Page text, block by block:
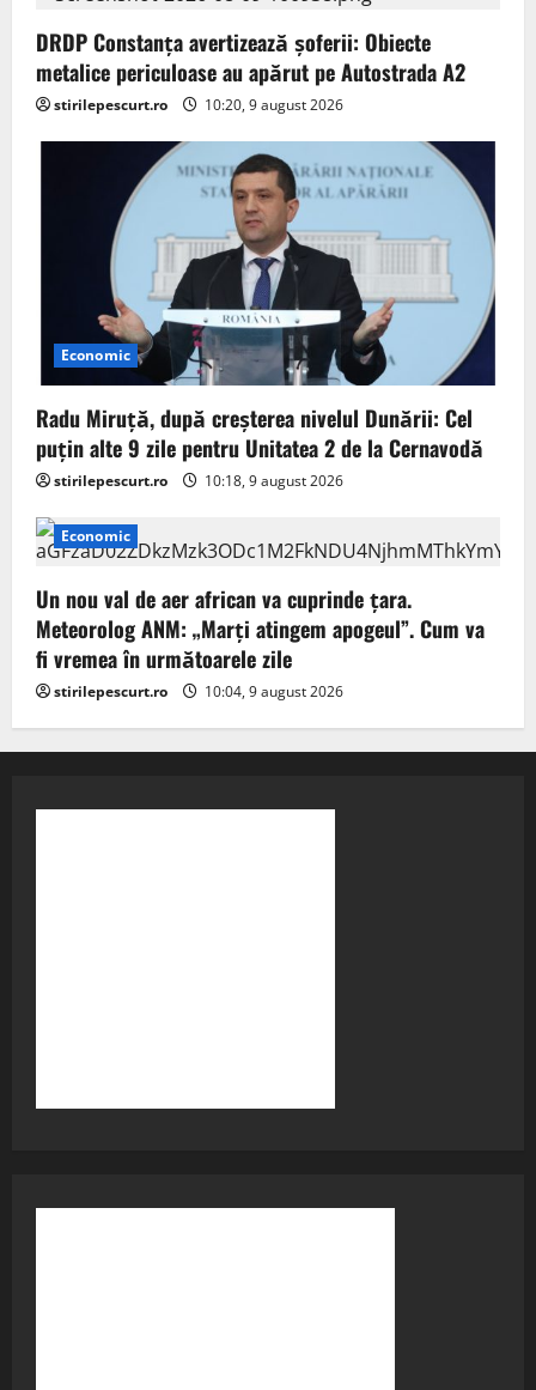
DRDP Constanța avertizează șoferii: Obiecte
metalice periculoase au apărut pe Autostrada A2
stirilepescurt.ro 10:20, 9 august 2026
Economic
Radu Miruță, după creșterea nivelul Dunării: Cel
puțin alte 9 zile pentru Unitatea 2 de la Cernavodă
stirilepescurt.ro 10:18, 9 august 2026
Economic
Un nou val de aer african va cuprinde țara.
Meteorolog ANM: „Marți atingem apogeul”. Cum va
fi vremea în următoarele zile
stirilepescurt.ro 10:04, 9 august 2026